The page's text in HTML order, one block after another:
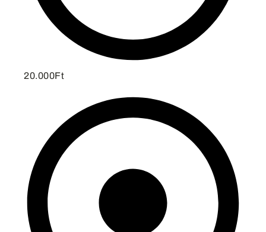
20.000Ft